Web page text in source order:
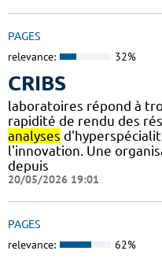
PAGES
relevance: 32%
CRIBS
laboratoires répond à
rapidité de rendu des
analyses
l'innovation. Une
depuis
20/05/2026 19:01
PAGES
relevance: 62%